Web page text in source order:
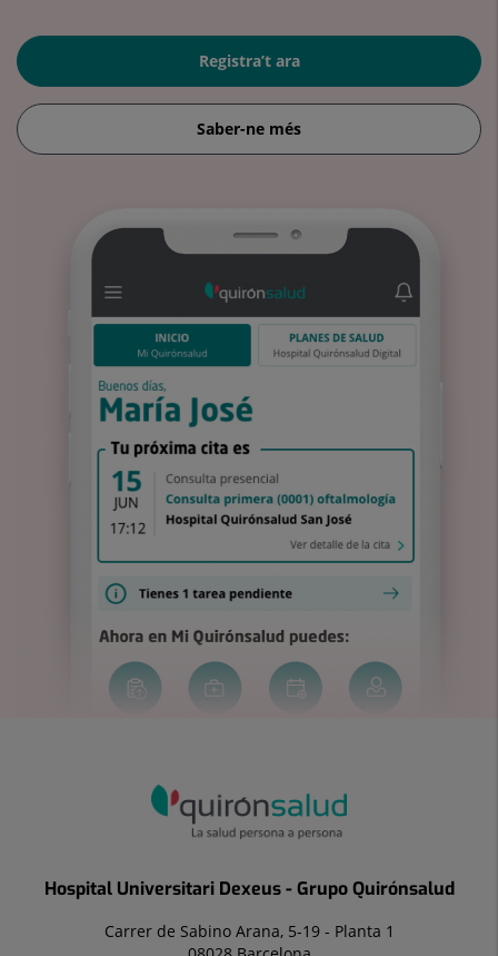
Registra’t ara
Saber-ne més
Hospital Universitari Dexeus - Grupo Quirónsalud
Carrer de Sabino Arana, 5-19 - Planta 1